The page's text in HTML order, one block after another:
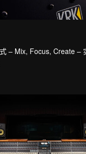
– Mix, Focus, Create –